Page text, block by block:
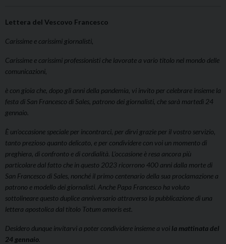
Lettera del Vescovo Francesco
Carissime e carissimi giornalisti,
Carissime e carissimi professionisti che lavorate a vario titolo nel mondo delle
comunicazioni,
è con gioia che, dopo gli anni della pandemia, vi invito per celebrare insieme la
festa di San Francesco di Sales, patrono dei giornalisti, che sarà martedì 24
gennaio.
È un’occasione speciale per incontrarci, per dirvi grazie per il vostro servizio,
tanto prezioso quanto delicato, e per condividere con voi un momento di
preghiera, di confronto e di cordialità. L’occasione è resa ancora più
particolare dal fatto che in questo 2023 ricorrono 400 anni dalla morte di
San Francesco di Sales, nonché il primo centenario della sua proclamazione a
patrono e modello dei giornalisti. Anche Papa Francesco ha voluto
sottolineare questo duplice anniversario attraverso la pubblicazione di una
lettera apostolica dal titolo Totum amoris est.
Desidero dunque invitarvi a poter condividere insieme a voi la mattinata del
24 gennaio.